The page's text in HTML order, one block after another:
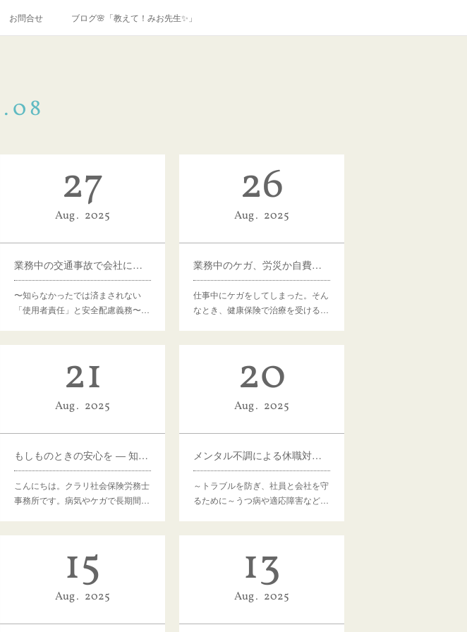
お問合せ ブログ🌸「教えて！みお先生✨」
.08
27
Aug 2025
業務中の交通事故で会社に責任が及ぶ条件とは？
〜知らなかったでは済まされない
「使用者責任」と安全配慮義務〜…
26
Aug 2025
業務中のケガ、労災か自費か？違いと申請の流れ
仕事中にケガをしてしまった。そん
なとき、健康保険で治療を受ける…
21
Aug 2025
もしものときの安心を ― 知っておきたい障害年金の基礎知識
こんにちは。クラリ社会保険労務士
事務所です。病気やケガで長期間…
20
Aug 2025
メンタル不調による休職対応マニュアル
～トラブルを防ぎ、社員と会社を守
るために～うつ病や適応障害など…
15
Aug 2025
13
Aug 2025